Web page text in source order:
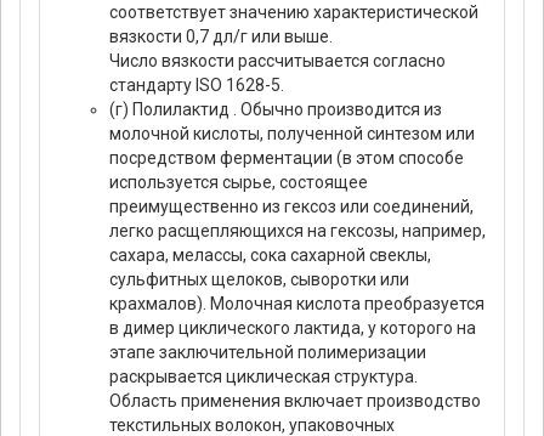
соответствует значению характеристической
вязкости 0,7 дл/г или выше.
Число вязкости рассчитывается согласно
стандарту ISO 1628-5.
(г) Полилактид . Обычно производится из
молочной кислоты, полученной синтезом или
посредством ферментации (в этом способе
используется сырье, состоящее
преимущественно из гексоз или соединений,
легко расщепляющихся на гексозы, например,
сахара, мелассы, сока сахарной свеклы,
сульфитных щелоков, сыворотки или
крахмалов). Молочная кислота преобразуется
в димер циклического лактида, у которого на
этапе заключительной полимеризации
раскрывается циклическая структура.
Область применения включает производство
текстильных волокон, упаковочных